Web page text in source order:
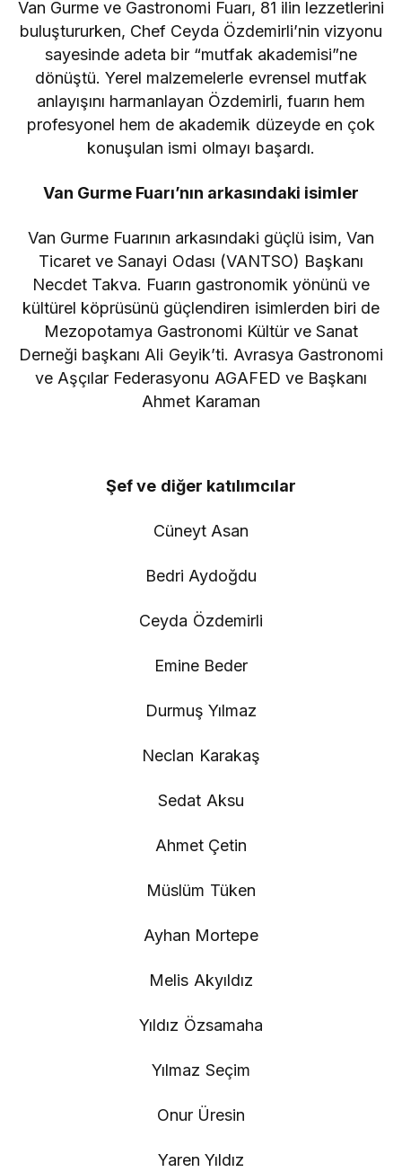
Van Gurme ve Gastronomi Fuarı, 81 ilin lezzetlerini
buluştururken, Chef Ceyda Özdemirli’nin vizyonu
sayesinde adeta bir “mutfak akademisi”ne
dönüştü. Yerel malzemelerle evrensel mutfak
anlayışını harmanlayan Özdemirli, fuarın hem
profesyonel hem de akademik düzeyde en çok
konuşulan ismi olmayı başardı.
Van Gurme Fuarı’nın arkasındaki isimler
Van Gurme Fuarının arkasındaki güçlü isim, Van
Ticaret ve Sanayi Odası (VANTSO) Başkanı
Necdet Takva. Fuarın gastronomik yönünü ve
kültürel köprüsünü güçlendiren isimlerden biri de
Mezopotamya Gastronomi Kültür ve Sanat
Derneği başkanı Ali Geyik’ti. Avrasya Gastronomi
ve Aşçılar Federasyonu AGAFED ve Başkanı
Ahmet Karaman
Şef ve diğer katılımcılar
Cüneyt Asan
Bedri Aydoğdu
Ceyda Özdemirli
Emine Beder
Durmuş Yılmaz
Neclan Karakaş
Sedat Aksu
Ahmet Çetin
Müslüm Tüken
Ayhan Mortepe
Melis Akyıldız
Yıldız Özsamaha
Yılmaz Seçim
Onur Üresin
Yaren Yıldız